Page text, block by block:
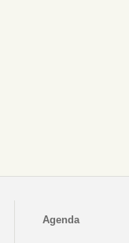
Agenda